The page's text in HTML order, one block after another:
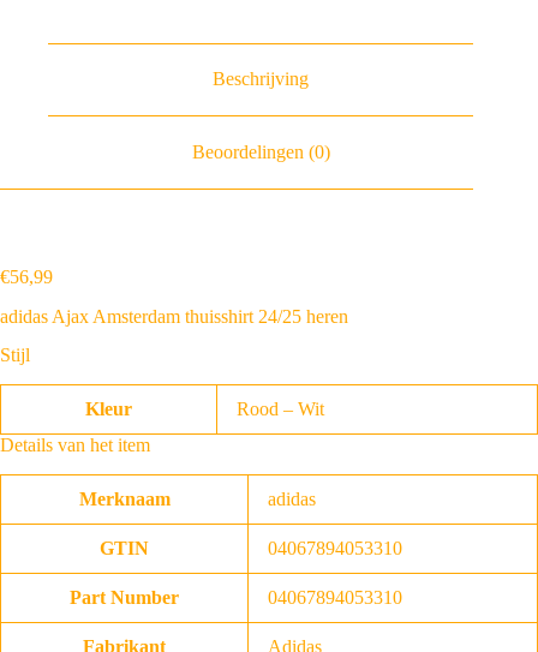
Beschrijving
Beoordelingen (0)
€56,99
adidas Ajax Amsterdam thuisshirt 24/25 heren
Stijl
Kleur
Rood – Wit
Details van het item
Merknaam adidas
GTIN 04067894053310
Part Number 04067894053310
Fabrikant Adidas